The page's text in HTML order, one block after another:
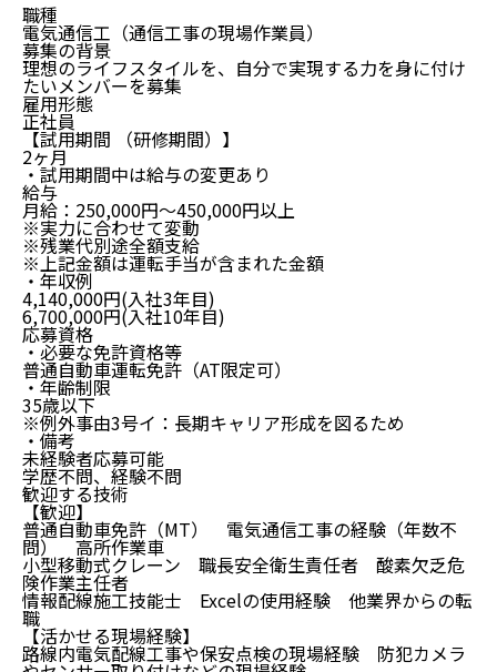
職種
電気通信工（通信工事の現場作業員）
募集の背景
理想のライフスタイルを、自分で実現する力を身に付け
たいメンバーを募集
雇用形態
正社員
【試用期間 （研修期間）】
2ヶ月
・試用期間中は給与の変更あり
給与
月給：250,000円～450,000円以上
※実力に合わせて変動
※残業代別途全額支給
※上記金額は運転手当が含まれた金額
・年収例
4,140,000円(入社3年目)
6,700,000円(入社10年目)
応募資格
・必要な免許資格等
普通自動車運転免許（AT限定可）
・年齢制限
35歳以下
※例外事由3号イ：長期キャリア形成を図るため
・備考
未経験者応募可能
学歴不問、経験不問
歓迎する技術
【歓迎】
普通自動車免許（MT） 電気通信工事の経験（年数不
問） 高所作業車
小型移動式クレーン 職長安全衛生責任者 酸素欠乏危
険作業主任者
情報配線施工技能士 Excelの使用経験 他業界からの転
職
【活かせる現場経験】
路線内電気配線工事や保安点検の現場経験 防犯カメラ